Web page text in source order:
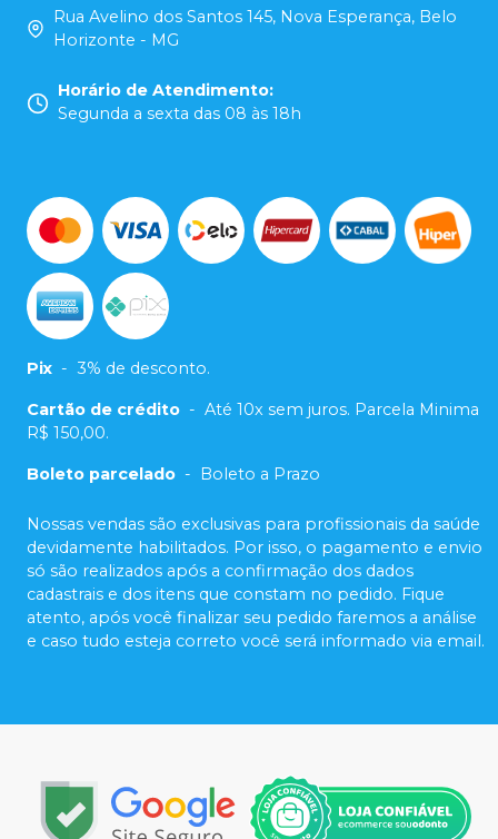
Rua Avelino dos Santos 145, Nova Esperança, Belo
Horizonte - MG
Horário de Atendimento:
Segunda a sexta das 08 às 18h
Pix - 3% de desconto.
Cartão de crédito - Até 10x sem juros. Parcela Minima
R$ 150,00.
Boleto parcelado - Boleto a Prazo
Nossas vendas são exclusivas para profissionais da saúde
devidamente habilitados. Por isso, o pagamento e envio
só são realizados após a confirmação dos dados
cadastrais e dos itens que constam no pedido. Fique
atento, após você finalizar seu pedido faremos a análise
e caso tudo esteja correto você será informado via email.